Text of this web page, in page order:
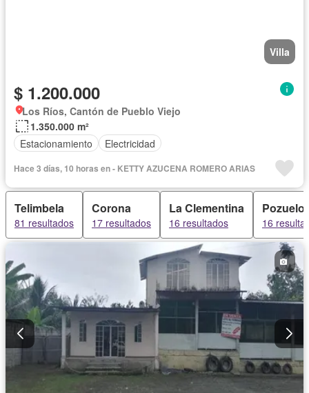
Villa
$ 1.200.000
Los Ríos, Cantón de Pueblo Viejo
1.350.000 m²
Estacionamiento
Electricidad
Hace 3 días, 10 horas en - KETTY AZUCENA ROMERO ARIAS
Telimbela
81 resultados
Corona
17 resultados
La Clementina
16 resultados 16